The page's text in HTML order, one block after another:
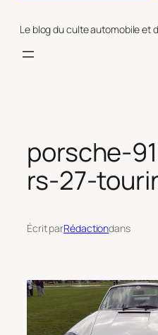
Le blog du culte automobile et
porsche-
rs-27-
Écrit parRédactiondans